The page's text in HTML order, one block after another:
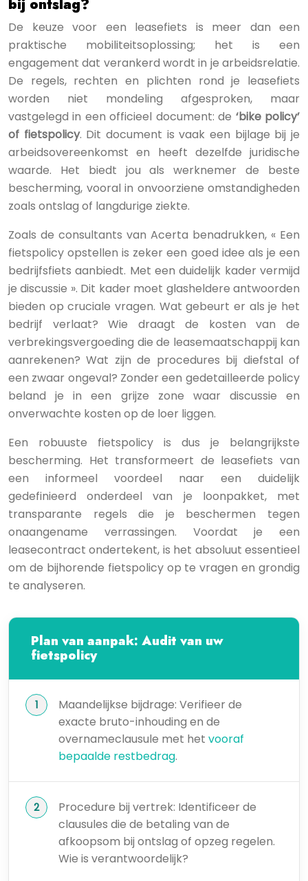
bij ontslag?
De keuze voor een leasefiets is meer dan een
praktische mobiliteitsoplossing; het is een
engagement dat verankerd wordt in je arbeidsrelatie.
De regels, rechten en plichten rond je leasefiets
worden niet mondeling afgesproken, maar
vastgelegd in een officieel document: de ‘bike policy’
of fietspolicy. Dit document is vaak een bijlage bij je
arbeidsovereenkomst en heeft dezelfde juridische
waarde. Het biedt jou als werknemer de beste
bescherming, vooral in onvoorziene omstandigheden
zoals ontslag of langdurige ziekte.
Zoals de consultants van Acerta benadrukken, « Een
fietspolicy opstellen is zeker een goed idee als je een
bedrijfsfiets aanbiedt. Met een duidelijk kader vermijd
je discussie ». Dit kader moet glasheldere antwoorden
bieden op cruciale vragen. Wat gebeurt er als je het
bedrijf verlaat? Wie draagt de kosten van de
verbrekingsvergoeding die de leasemaatschappij kan
aanrekenen? Wat zijn de procedures bij diefstal of
een zwaar ongeval? Zonder een gedetailleerde policy
beland je in een grijze zone waar discussie en
onverwachte kosten op de loer liggen.
Een robuuste fietspolicy is dus je belangrijkste
bescherming. Het transformeert de leasefiets van
een informeel voordeel naar een duidelijk
gedefinieerd onderdeel van je loonpakket, met
transparante regels die je beschermen tegen
onaangename verrassingen. Voordat je een
leasecontract ondertekent, is het absoluut essentieel
om de bijhorende fietspolicy op te vragen en grondig
te analyseren.
Plan van aanpak: Audit van uw
fietspolicy
Maandelijkse bijdrage: Verifieer de
exacte bruto-inhouding en de
overnameclausule met het vooraf
bepaalde restbedrag.
Procedure bij vertrek: Identificeer de
clausules die de betaling van de
afkoopsom bij ontslag of opzeg regelen.
Wie is verantwoordelijk?